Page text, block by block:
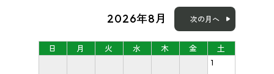
2026年8月 次の月へ
日 月 火 水 木 金 土
1